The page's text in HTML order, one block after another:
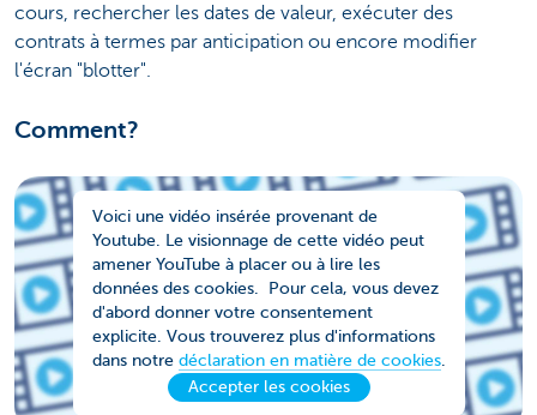
cours, rechercher les dates de valeur, exécuter des
contrats à termes par anticipation ou encore modifier
l'écran "blotter".
Comment?
Voici une vidéo insérée provenant de
Youtube. Le visionnage de cette vidéo peut
amener YouTube à placer ou à lire les
données des cookies. Pour cela, vous devez
d'abord donner votre consentement
explicite. Vous trouverez plus d'informations
dans notre déclaration en matière de cookies.
Accepter les cookies